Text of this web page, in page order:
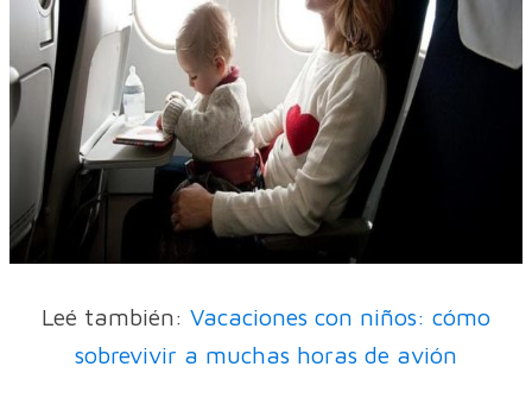
Leé también: Vacaciones con niños: cómo
sobrevivir a muchas horas de avión